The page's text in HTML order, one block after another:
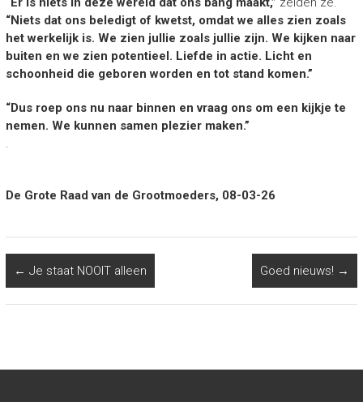
“Niets dat ons beledigt of kwetst, omdat we alles zien zoals
het werkelijk is. We zien jullie zoals jullie zijn. We kijken naar
buiten en we zien potentieel. Liefde in actie. Licht en
schoonheid die geboren worden en tot stand komen.”
“Dus roep ons nu naar binnen en vraag ons om een kijkje te
nemen. We kunnen samen plezier maken.”
.
De Grote Raad van de Grootmoeders, 08-03-26
← Je staat NOOIT alleen Goed nieuws! →